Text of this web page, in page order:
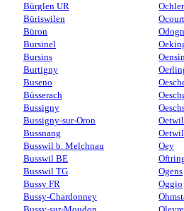
Bürglen UR
Büriswilen
Büron
Bursinel
Bursins
Burtigny
Buseno
Büsserach
Bussigny
Bussigny-sur-Oron
Bussnang
Busswil b. Melchnau
Busswil BE
Busswil TG
Bussy FR
Bussy-Chardonney
Ocourt
Oetwil
Oey
Ogens
Oggio